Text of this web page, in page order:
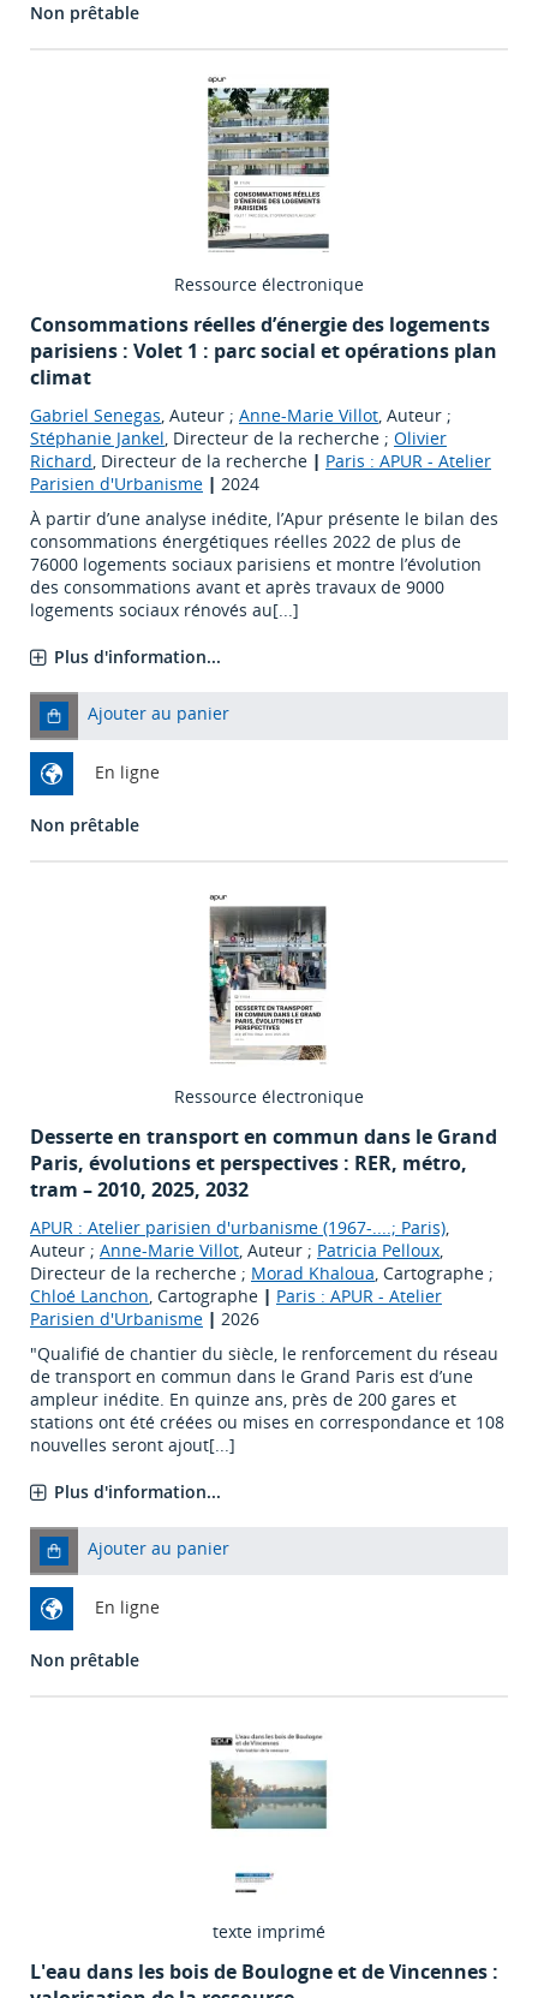
Non prêtable
Ressource électronique
Consommations réelles d’énergie des logements
parisiens : Volet 1 : parc social et opérations plan
climat
Gabriel Senegas, Auteur ; Anne-Marie Villot, Auteur ;
Stéphanie Jankel, Directeur de la recherche ; Olivier
Richard, Directeur de la recherche | Paris : APUR - Atelier
Parisien d'Urbanisme | 2024
À partir d’une analyse inédite, l’Apur présente le bilan des
consommations énergétiques réelles 2022 de plus de
76000 logements sociaux parisiens et montre l’évolution
des consommations avant et après travaux de 9000
logements sociaux rénovés au[...]
Plus d'information...
Ajouter au panier
En ligne
Non prêtable
Ressource électronique
Desserte en transport en commun dans le Grand
Paris, évolutions et perspectives : RER, métro,
tram – 2010, 2025, 2032
APUR : Atelier parisien d'urbanisme (1967-....; Paris),
Auteur ; Anne-Marie Villot, Auteur ; Patricia Pelloux,
Directeur de la recherche ; Morad Khaloua, Cartographe ;
Chloé Lanchon, Cartographe | Paris : APUR - Atelier
Parisien d'Urbanisme | 2026
"Qualifié de chantier du siècle, le renforcement du réseau
de transport en commun dans le Grand Paris est d’une
ampleur inédite. En quinze ans, près de 200 gares et
stations ont été créées ou mises en correspondance et 108
nouvelles seront ajout[...]
Plus d'information...
Ajouter au panier
En ligne
Non prêtable
texte imprimé
L'eau dans les bois de Boulogne et de Vincennes :